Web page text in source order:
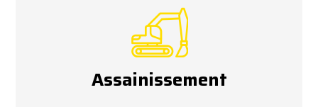
Assainissement